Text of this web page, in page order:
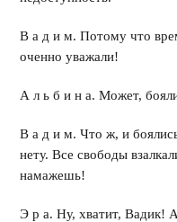
В а д и м. Потому что
оченно уважали!
А л ь б и н а. Может,
В а д и м. Что ж, и
нету. Все свободы
намажешь!
Э р а. Ну, хватит, Вадик!